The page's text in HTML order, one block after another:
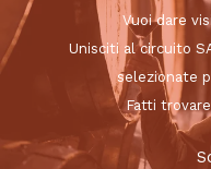
Vuoi dare
Unisciti al circuito
selezionate
Fatti